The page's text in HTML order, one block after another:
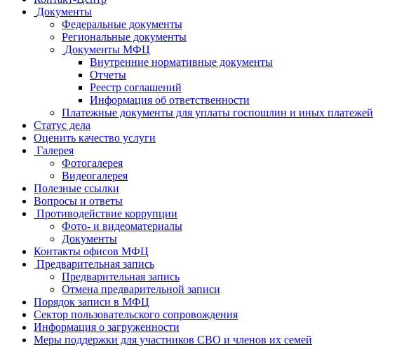
Документы
Федеральные документы
Региональные документы
Документы МФЦ
Внутренние нормативные документы
Отчеты
Реестр соглашений
Информация об ответственности
Платежные документы для уплаты госпошлин и иных платежей
Статус дела
Оценить качество услуги
Галерея
Фотогалерея
Видеогалерея
Полезные ссылки
Вопросы и ответы
Противодействие коррупции
Фото- и видеоматериалы
Документы
Контакты офисов МФЦ
Предварительная запись
Предварительная запись
Отмена предварительной записи
Порядок записи в МФЦ
Сектор пользовательского сопровождения
Информация о загруженности
Меры поддержки для участников СВО и членов их семей